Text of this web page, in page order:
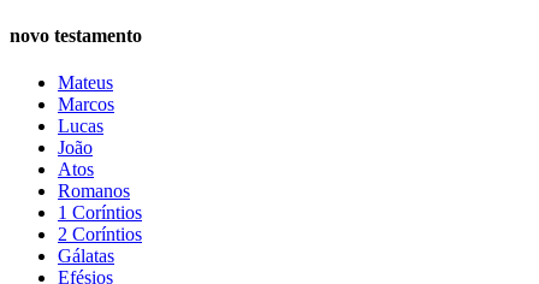
novo testamento
Mateus
Marcos
Lucas
João
Atos
Romanos
1 Coríntios
2 Coríntios
Gálatas
Efésios